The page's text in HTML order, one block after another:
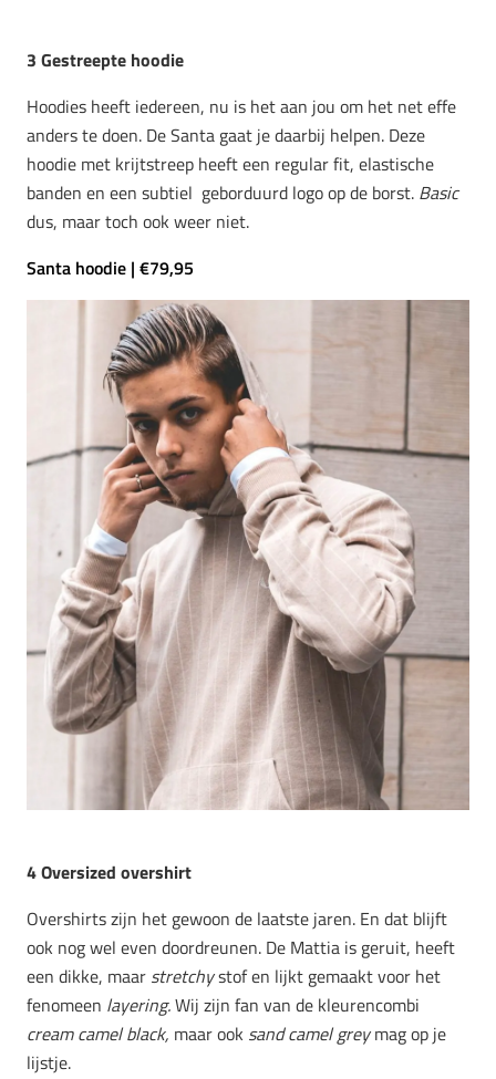
3 Gestreepte hoodie
Hoodies heeft iedereen, nu is het aan jou om het net effe
anders te doen. De Santa gaat je daarbij helpen. Deze
hoodie met krijtstreep heeft een regular fit, elastische
banden en een subtiel geborduurd logo op de borst. Basic
dus, maar toch ook weer niet.
Santa hoodie | €79,95
4 Oversized overshirt
Overshirts zijn het gewoon de laatste jaren. En dat blijft
ook nog wel even doordreunen. De Mattia is geruit, heeft
een dikke, maar stretchystof en lijkt gemaakt voor het
fenomeen layering.Wij zijn fan van de kleurencombi
cream camel black, maar ook sand camel greymag op je
lijstje.